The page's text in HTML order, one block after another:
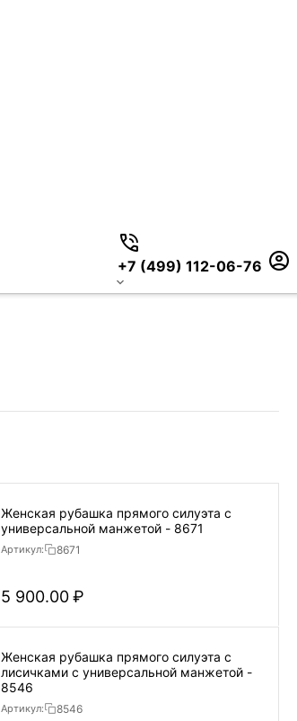
+7 (499) 112-06-76
Женская рубашка прямого силуэта с
универсальной манжетой - 8671
Артикул: 8671
5 900.00 ₽
Женская рубашка прямого силуэта с
лисичками с универсальной манжетой -
8546
Артикул: 8546